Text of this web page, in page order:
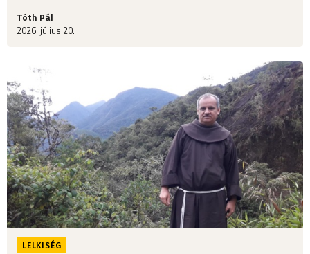
Tóth Pál
2026. július 20.
LELKISÉG